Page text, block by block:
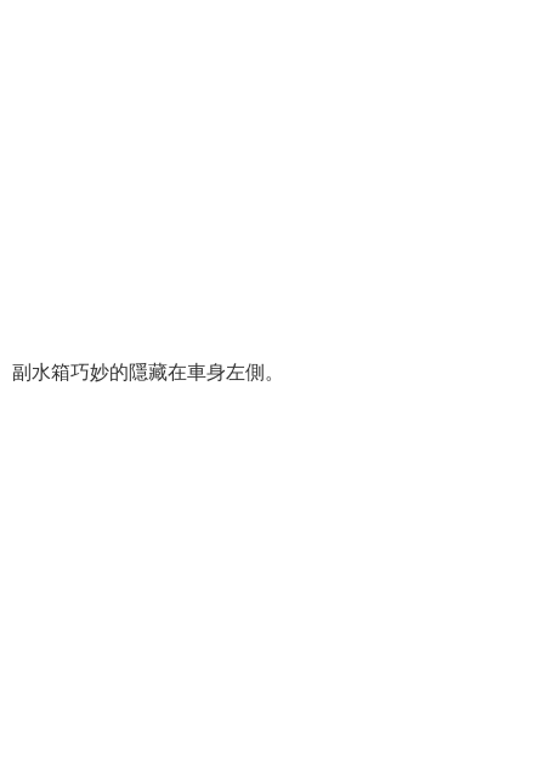
副水箱巧妙的隱藏在車身左側。